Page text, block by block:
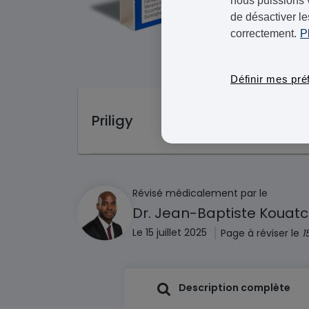
Priligy
Révisé médicalement par le
Dr. Jean-Baptiste
Le 15 juillet 2025
Page à réviser le
Description complète
de désactiver
correctement.
Définir mes